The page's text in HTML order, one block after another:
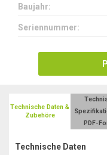
Baujahr:
Seriennummer:
Technische Daten &
Zubehöre
Technische Daten
PDF-